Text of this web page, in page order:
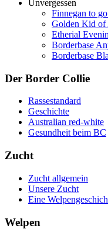
Unvergessen
Finnegan to
Golden Kid of
Etherial
Borderbase
Borderbase
Der Border Collie
Rassestandard
Geschichte
Australian red-white
Gesundheit beim BC
Zucht
Zucht allgemein
Unsere Zucht
Eine
Welpen